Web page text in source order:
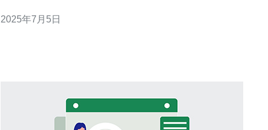
低，但提供的性能和服务质量却不会受影响。这使得香港
2025年7月5日